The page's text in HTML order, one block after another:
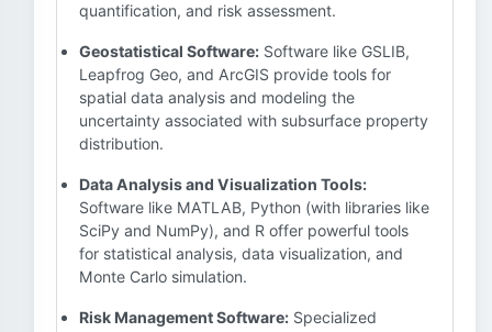
quantification, and risk assessment.
Geostatistical Software: Software like GSLIB,
Leapfrog Geo, and ArcGIS provide tools for
spatial data analysis and modeling the
uncertainty associated with subsurface property
distribution.
Data Analysis and Visualization Tools:
Software like MATLAB, Python (with libraries like
SciPy and NumPy), and R offer powerful tools
for statistical analysis, data visualization, and
Monte Carlo simulation.
Risk Management Software: Specialized